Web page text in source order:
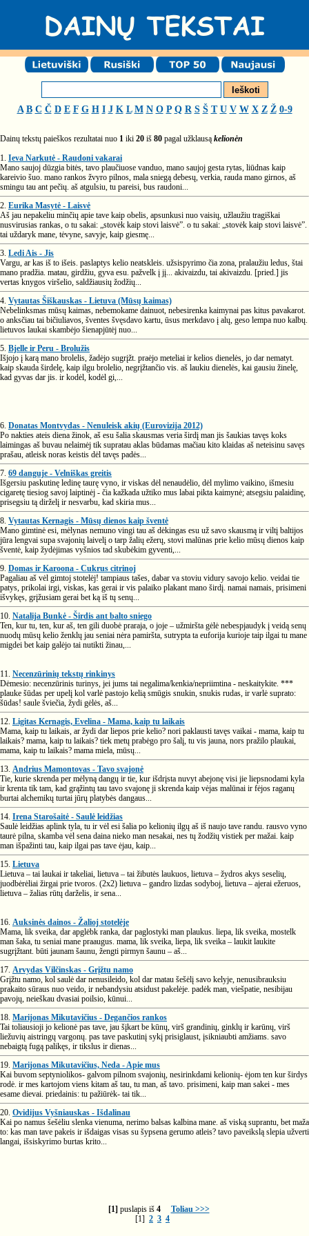
A B C Č D E F G H I J K L M N O P Q R S Š T U V W X Z Ž 0-9
Dainų tekstų paieškos rezultatai nuo 1 iki 20 iš 80 pagal užklausą kelionėn
1. Ieva Narkutė - Raudoni vakarai
Mano saujoj dūzgia bitės, tavo plaučiuose vanduo, mano saujoj gesta rytas, liūdnas kaip
kareivio šuo. mano rankos žvyro pilnos, mala sniegą debesų, verkia, rauda mano girnos, aš
smingu tau ant pečių. aš atgulsiu, tu pareisi, bus raudoni...
2. Eurika Masytė - Laisvė
Aš jau nepakeliu minčių apie tave kaip obelis, apsunkusi nuo vaisių, užlaužiu tragiškai
nusvirusias rankas, o tu sakai: „stovėk kaip stovi laisvė”. o tu sakai: „stovėk kaip stovi laisvė”.
tai uždaryk mane, tėvyne, savyje, kaip giesmę...
3. Ledi Ais - Jis
Vargu, ar kas iš to išeis. paslaptys kelio neatskleis. užsispyrimo čia zona, pralaužiu ledus, štai
mano pradžia. matau, girdžiu, gyva esu. pažvelk į jį... akivaizdu, tai akivaizdu. [pried.] jis
vertas knygos viršelio, saldžiausių žodžių...
4. Vytautas Šiškauskas - Lietuva (Mūsų kaimas)
Nebelinksmas mūsų kaimas, nebemokame dainuot, nebesirenka kaimynai pas kitus pavakarot.
o anksčiau tai bičiuliavos, šventes švęsdavo kartu, ūsus merkdavo į alų, geso lempa nuo kalbų.
lietuvos laukai skambėjo šienapjūtėj nuo...
5. Bjelle ir Peru - Brolužis
Išjojo į karą mano brolelis, žadėjo sugrįžt. praėjo meteliai ir kelios dienelės, jo dar nematyt.
kaip skauda širdelę, kaip ilgu brolelio, negrįžtančio vis. aš laukiu dienelės, kai gausiu žinelę,
kad gyvas dar jis. ir kodėl, kodėl gi,...
6. Donatas Montvydas - Nenuleisk akių (Eurovizija 2012)
Po nakties ateis diena žinok, aš esu šalia skausmas veria širdį man jis šaukias tavęs koks
laimingas aš buvau nelaimėj tik supratau aklas būdamas mačiau kito klaidas aš neteisinu savęs
prašau, atleisk noras keistis dėl tavęs padės...
7. 69 danguje - Velniškas greitis
Išgersiu paskutinę ledinę taurę vyno, ir viskas dėl nenaudėlio, dėl mylimo vaikino, išmesiu
cigaretę tiesiog savoj laiptinėj - čia kažkada užtiko mus labai pikta kaimynė; atsegsiu palaidinę,
prisegsiu tą dirželį ir nesvarbu, kad skiria mus...
8. Vytautas Kernagis - Mūsų dienos kaip šventė
Mano gimtinė esi, mėlynas nemuno vingi tau aš dėkingas esu už savo skausmą ir viltį baltijos
jūra lengvai supa svajonių laivelį o tarp žalių ežerų, stovi malūnas prie kelio mūsų dienos kaip
šventė, kaip žydėjimas vyšnios tad skubėkim gyventi,...
9. Domas ir Karoona - Cukrus citrinoj
Pagaliau aš vėl gimtoj stotelėj! tampiaus tašes, dabar va stoviu vidury savojo kelio. veidai tie
patys, prikolai irgi, viskas, kas gerai ir vis palaiko plakant mano širdį. namai namais, prisimeni
išvykęs, grįžusiam gerai bet ką iš tų senų...
10. Natalija Bunkė - Širdis ant balto sniego
Ten, kur tu, ten, kur aš, ten gili duobė praraja, o joje – užmiršta gėlė nebespjaudyk į veidą senų
nuodų mūsų kelio ženklų jau seniai nėra pamiršta, sutrypta ta euforija kurioje taip ilgai tu mane
migdei bet kaip galėjo tai nutikti žinau,...
11. Necenzūrinių tekstų rinkinys
Dėmesio: necenzūrinis turinys, jei jums tai negalima/kenkia/nepriimtina - neskaitykite. ***
plauke šūdas per upelį kol varlė pastojo kelią smūgis snukin, snukis rudas, ir varlė suprato:
šūdas! saule šviečia, žydi gėlės, aš...
12. Ligitas Kernagis, Evelina - Mama, kaip tu laikais
Mama, kaip tu laikais, ar žydi dar liepos prie kelio? nori paklausti tavęs vaikai - mama, kaip tu
laikais? mama, kaip tu laikais? tiek metų prabėgo pro šalį, tu vis jauna, nors pražilo plaukai,
mama, kaip tu laikais? mama miela, mūsų...
13. Andrius Mamontovas - Tavo svajonė
Tie, kurie skrenda per mėlyną dangų ir tie, kur išdrįsta nuvyt abejonę visi jie liepsnodami kyla
ir krenta tik tam, kad grąžintų tau tavo svajonę ji skrenda kaip vėjas malūnai ir fėjos raganų
burtai alchemikų turtai jūrų platybės dangaus...
14. Irena Starošaitė - Saulė leidžias
Saulė leidžias aplink tyla, tu ir vėl esi šalia po kelionių ilgų aš iš naujo tave randu. rausvo vyno
taurė pilna, skamba vėl sena daina nieko man nesakai, nes tų žodžių vistiek per mažai. kaip
man išpažinti tau, kaip ilgai pas tave ėjau, kaip...
15. Lietuva
Lietuva – tai laukai ir takeliai, lietuva – tai žibutės laukuos, lietuva – žydros akys seselių,
juodbėrėliai žirgai prie tvoros. (2x2) lietuva – gandro lizdas sodyboj, lietuva – ajerai ežeruos,
lietuva – žalias rūtų darželis, ir sena...
16. Auksinės dainos - Žalioj stotelėje
Mama, lik sveika, dar apglėbk ranka, dar paglostyki man plaukus. liepa, lik sveika, mostelk
man šaka, tu seniai mane praaugus. mama, lik sveika, liepa, lik sveika – laukit laukite
sugrįžtant. būti jaunam šaunu, žengti pirmyn šaunu – aš...
17. Arvydas Vilčinskas - Grįžtu namo
Grįžtu namo, kol saulė dar nenusileido, kol dar matau šešėlį savo kelyje, nenusibrauksiu
prakaito sūraus nuo veido, ir nebandysiu atsidust pakelėje. padėk man, viešpatie, nesibijau
pavojų, neieškau dvasiai poilsio, kūnui...
18. Marijonas Mikutavičius - Degančios rankos
Tai toliausioji jo kelionė pas tave, jau šįkart be kūnų, virš grandinių, ginklų ir karūnų, virš
liežuvių aistringų vargonų. pas tave paskutinį sykį prisiglaust, įsikniaubti amžiams. savo
nebaigtą fugą palikęs, ir tikslus ir dienas...
19. Marijonas Mikutavičius, Neda - Apie mus
Kai buvom septyniolikos- galvom pilnom svajonių, nesirinkdami kelionių- ėjom ten kur širdys
rodė. ir mes kartojom viens kitam aš tau, tu man, aš tavo. prisimeni, kaip man sakei - mes
esame dievai. priedainis: tu pažiūrėk- tai tik...
20. Ovidijus Vyšniauskas - Išdalinau
Kai po namus šešėliu slenka vienuma, nerimo balsas kalbina mane. aš viską suprantu, bet maža
to: kas man tave pakeis ir išdaigas visas su šypsena gerumo atleis? tavo paveikslą slepia užverti
langai, išsiskyrimo burtas krito...
[1] puslapis iš 4
Toliau >>>
[1] 2 3 4